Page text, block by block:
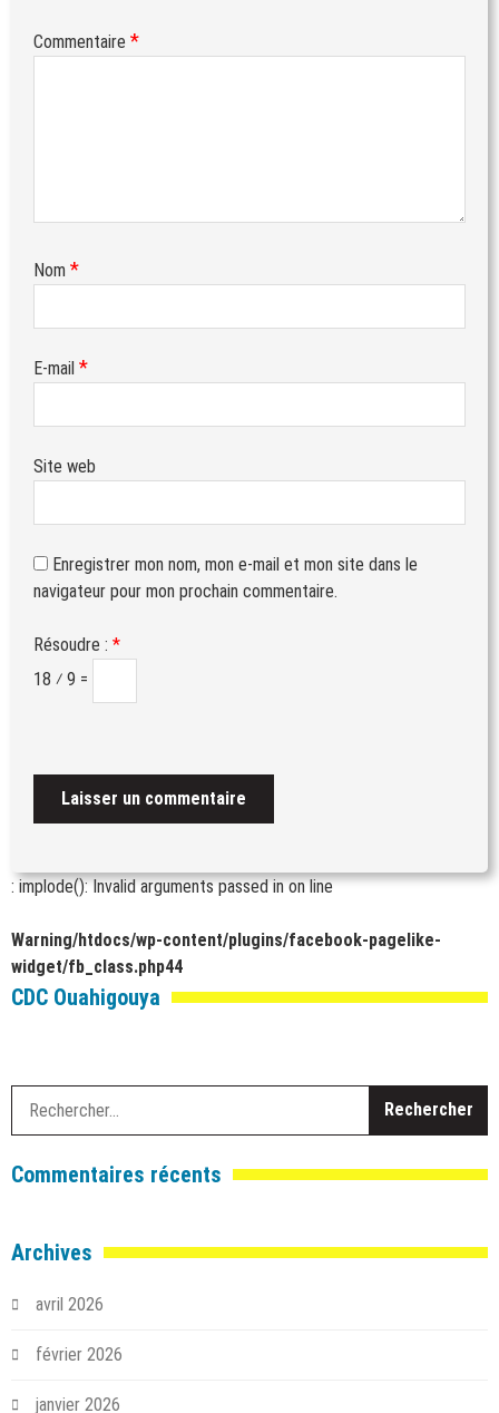
Commentaire *
Nom *
E-mail *
Site web
Enregistrer mon nom, mon e-mail et mon site dans le
navigateur pour mon prochain commentaire.
Résoudre : *
18 ⁄ 9 =
: implode(): Invalid arguments passed inon line
Warning/htdocs/wp-content/plugins/facebook-pagelike-
widget/fb_class.php44
CDC Ouahigouya
Commentaires récents
Archives
avril 2026
février 2026
janvier 2026